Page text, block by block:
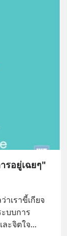
รอยู่เฉยๆ"
าเราขี้เกียจ
บบการ
ะจิตใจ